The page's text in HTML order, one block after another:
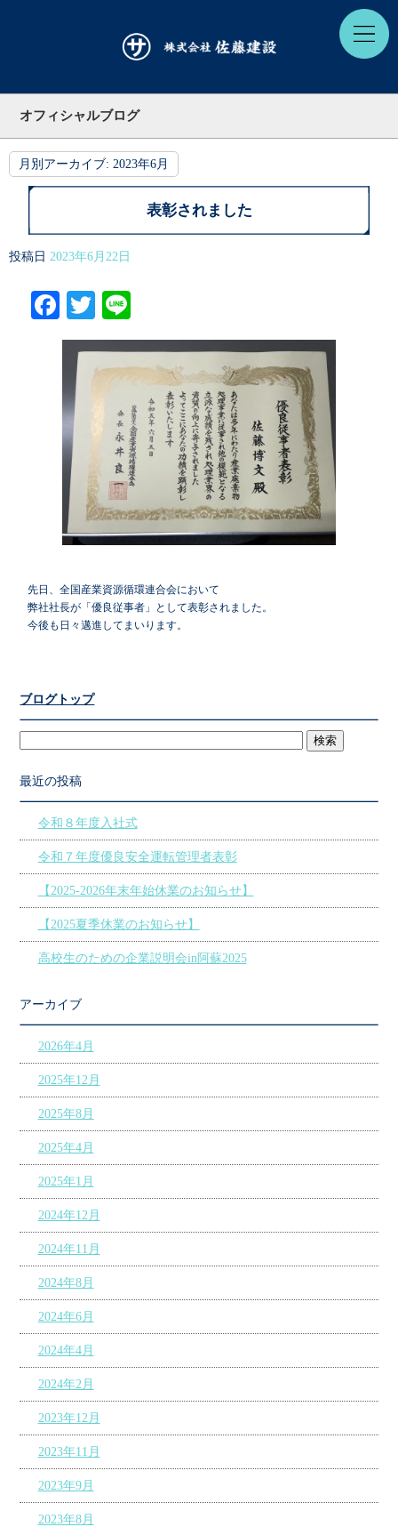
オフィシャルブログ
月別アーカイブ: 2023年6月
表彰されました
投稿日 2023年6月22日
Facebook
Twitter
先日、全国産業資源循環連合会において
弊社社長が「優良従事者」として表彰されました。
今後も日々邁進してまいります。
ブログトップ
最近の投稿
令和８年度入社式
令和７年度優良安全運転管理者表彰
【2025‐2026年末年始休業のお知らせ】
【2025夏季休業のお知らせ】
高校生のための企業説明会in阿蘇2025
アーカイブ
2026年4月
2025年12月
2025年8月
2025年4月
2025年1月
2024年12月
2024年11月
2024年8月
2024年6月
2024年4月
2024年2月
2023年12月
2023年11月
2023年9月
2023年8月